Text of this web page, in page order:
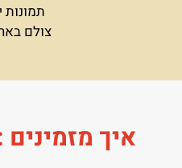
תמונות
צולם
איך מזמינים